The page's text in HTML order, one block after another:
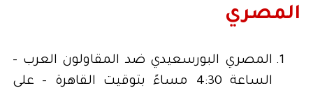
المصري
المصري البورسعيدي ضد المقاولون العرب -
الساعة 4:30 مساءً بتوقيت القاهرة - على